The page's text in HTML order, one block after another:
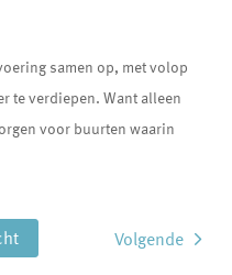
samen op, met volop
te verdiepen. Want alleen
voor buurten waarin
Volgende